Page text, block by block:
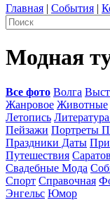
Главная | События |
Модная
Все фото Волга
Жанровое Животные
Летопись
Пейзажи Портреты
Праздники Даты
Путешествия Саратов
Свадебные Мода
Спорт Справочная
Энгельс Юмор